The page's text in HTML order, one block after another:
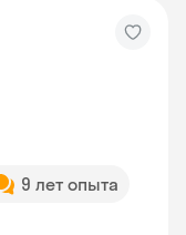
9 лет опыта